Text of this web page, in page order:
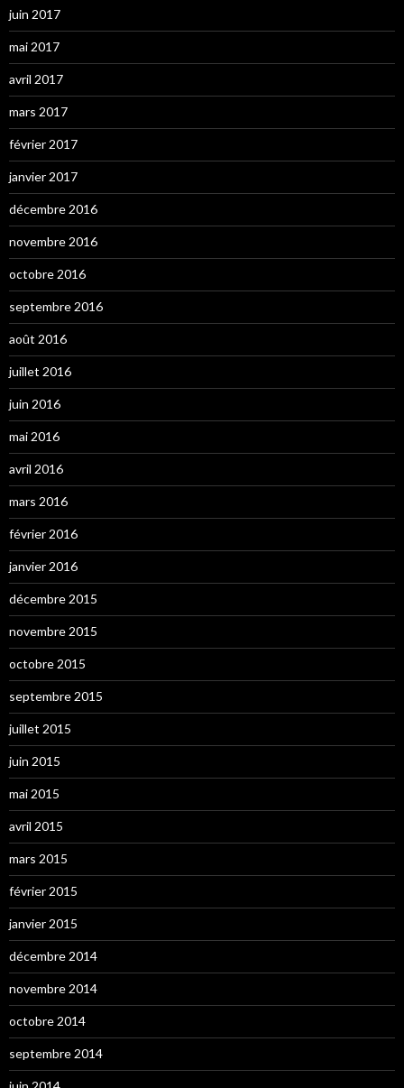
juin 2017
mai 2017
avril 2017
mars 2017
février 2017
janvier 2017
décembre 2016
novembre 2016
octobre 2016
septembre 2016
août 2016
juillet 2016
juin 2016
mai 2016
avril 2016
mars 2016
février 2016
janvier 2016
décembre 2015
novembre 2015
octobre 2015
septembre 2015
juillet 2015
juin 2015
mai 2015
avril 2015
mars 2015
février 2015
janvier 2015
décembre 2014
novembre 2014
octobre 2014
septembre 2014